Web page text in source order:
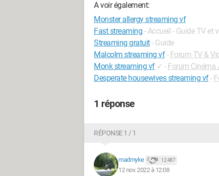
A voir également:
Monster allergy streaming vf
Fast streaming - Accueil - Guide TV et
Streaming gratuit- Guide
Malcolm streaming vf - Forum TV &
Monk streaming vf ✓ - Forum Cinéma
Desperate housewives streaming vf-
1 réponse
RÉPONSE 1 / 1
madmyke 12 487
12 nov. 2022 à 12:08